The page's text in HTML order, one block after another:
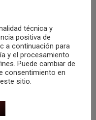
hasta el clima
se rindió tampoco
disfrutando
técnica y
positiva de
a continuación para
y el procesamiento
Puede cambiar de
consentimiento en
sitio.